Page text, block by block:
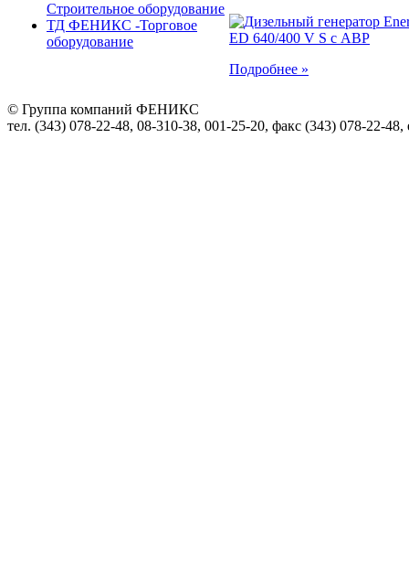
Строительное оборудование
ТД ФЕНИКС -Торговое
оборудование
Подробнее »
© Группа компаний ФЕНИКС
тел. (343) 078-22-48, 08-310-38, 001-25-20, факс (343) 078-22-